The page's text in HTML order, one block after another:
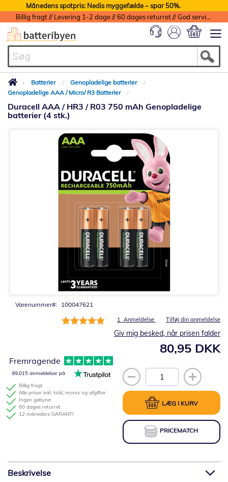
Månedens spotpris: Nedis myggefælde – spar 50%.
Billig fragt // Levering 1-2 dage // 60 dages returret // God service med garanti
Batterier
Genopladelige batterier
Genopladelige AAA / Micro/ R3 Batterier
Duracell AAA / HR3 / R03 750 mAh Genopladelige
batterier (4 stk.)
Varenummer 100047621
Bedømmelse:
1 Anmeldelse Tilføj din anmeldelse
80,95 DKK
Giv mig besked, når prisen falder
LÆG I KURV
PRICEMATCH
Billig fragt
Alle priser inkl. told, moms og afgifter
Ingen gebyrer
60 dages returret
12 måneders GARANTI
Fremragende
99,015 anmeldelser på
Beskrivelse